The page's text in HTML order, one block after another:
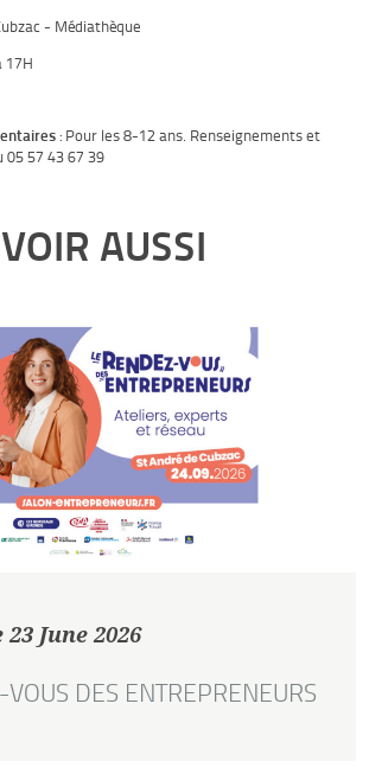
- Médiathèque
17H
: Pour les 8-12 ans. Renseignements et
05 57 43 67 39
VOIR AUSSI
23 June 2026
DES ENTREPRENEURS